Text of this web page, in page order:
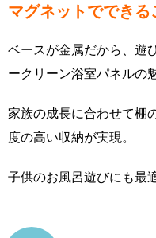
マグネットででき
ベースが金属だから、遊
ークリーン浴室パネルの
家族の成長に合わせて棚
度の高い収納が実現。
子供のお風呂遊びにも最